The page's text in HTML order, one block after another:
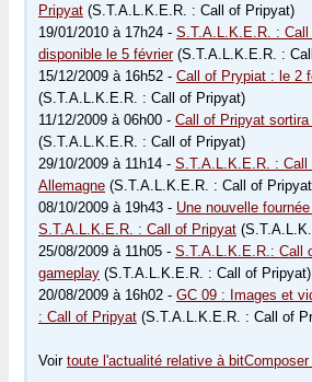
Pripyat (S.T.A.L.K.E.R. : Call of Pripyat)
19/01/2010 à 17h24 - S.T.A.L.K.E.R. :
disponible le 5 février(S.T.A.L.K.E.R. :
15/12/2009 à 16h52 - Call of Prypiat : le 2
(S.T.A.L.K.E.R. : Call of Pripyat)
11/12/2009 à 06h00 - Call of Pripyat
(S.T.A.L.K.E.R. : Call of Pripyat)
29/10/2009 à 11h14 - S.T.A.L.K.E.R. : Call
Allemagne (S.T.A.L.K.E.R. : Call of
08/10/2009 à 19h43 - Une nouvelle
S.T.A.L.K.E.R. : Call of Pripyat
25/08/2009 à 11h05 - S.T.A.L.K.E.R.: Call
gameplay (S.T.A.L.K.E.R. : Call of Pripyat)
20/08/2009 à 16h02 - GC 09 : Images et
: Call of Pripyat (S.T.A.L.K.E.R. : Call of
Voir toute l'actualité relative à bitComposer